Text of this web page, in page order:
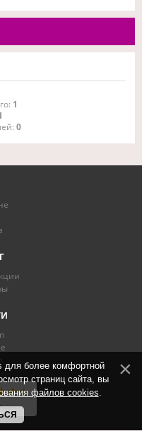
1
0
для более комфортной
страниц сайта, вы
файлов cookies.